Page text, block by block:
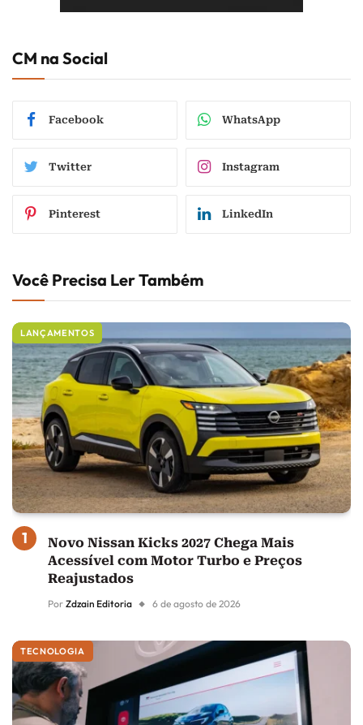
CM na Social
Facebook WhatsApp
Twitter Instagram
Pinterest LinkedIn
Você Precisa Ler Também
LANÇAMENTOS
Novo Nissan Kicks 2027 Chega Mais
Acessível com Motor Turbo e Preços
Reajustados
Por Zdzain Editoria 6 de agosto de 2026
TECNOLOGIA